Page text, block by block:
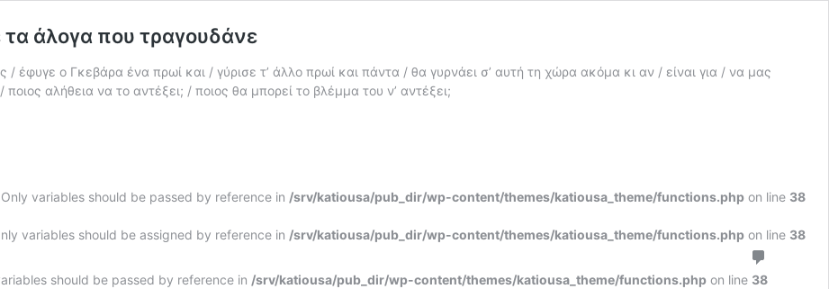
τα άλογα που τραγουδάνε
έφυγε ο Γκεβάρα ένα πρωί και / γύρισε τ’ άλλο πρωί και πάντα / θα γυρνάει σ’ αυτή τη χώρα ακόμα κι αν / είναι για / να μας
ποιος αλήθεια να το αντέξει; / ποιος θα μπορεί το βλέμμα του ν’ αντέξει;
variables should be passed by reference in /srv/katiousa/pub_dir/wp-content/themes/katiousa_theme/functions.php on line 38
variables should be assigned by reference in /srv/katiousa/pub_dir/wp-content/themes/katiousa_theme/functions.php on line 38
should be passed by reference in /srv/katiousa/pub_dir/wp-content/themes/katiousa_theme/functions.php on line 38